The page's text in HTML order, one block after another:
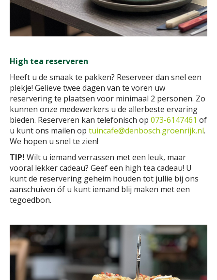
High tea reserveren
Heeft u de smaak te pakken? Reserveer dan snel een
plekje! Gelieve twee dagen van te voren uw
reservering te plaatsen voor minimaal 2 personen. Zo
kunnen onze medewerkers u de allerbeste ervaring
bieden. Reserveren kan telefonisch op 073-6147461 of
u kunt ons mailen op tuincafe@denbosch.groenrijk.nl.
We hopen u snel te zien!
TIP! Wilt u iemand verrassen met een leuk, maar
vooral lekker cadeau? Geef een high tea cadeau! U
kunt de reservering geheim houden tot jullie bij ons
aanschuiven óf u kunt iemand blij maken met een
tegoedbon.